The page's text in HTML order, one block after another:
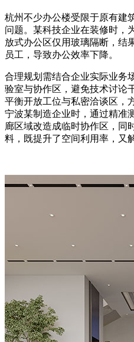
杭州不少办公楼受限于原有建
问题。某科技企业在装修时，
放式办公区仅用玻璃隔断，结
员工，导致办公效率下降。
合理规划需结合企业实际业务
验室与协作区，避免技术讨论
平衡开放工位与私密洽谈区，
宁波某制造企业时，通过精准
廊区域改造成临时协作区，同
料，既提升了空间利用率，又